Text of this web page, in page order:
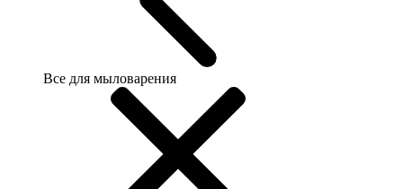
Все для мыловарения